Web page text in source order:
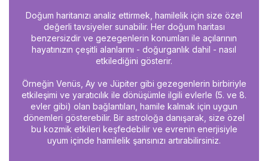
Doğum haritanızı analiz ettirmek, hamilelik için size özel
değerli tavsiyeler sunabilir. Her doğum haritası
benzersizdir ve gezegenlerin konumları ile açılarının
hayatınızın çeşitli alanlarını - doğurganlık dahil - nasıl
etkilediğini gösterir.
Örneğin Venüs, Ay ve Jüpiter gibi gezegenlerin birbiriyle
etkileşimi ve yaratıcılık ile dönüşümle ilgili evlerle (5. ve 8.
evler gibi) olan bağlantıları, hamile kalmak için uygun
dönemleri gösterebilir. Bir astroloğa danışarak, size özel
bu kozmik etkileri keşfedebilir ve evrenin enerjisiyle
uyum içinde hamilelik şansınızı artırabilirsiniz.